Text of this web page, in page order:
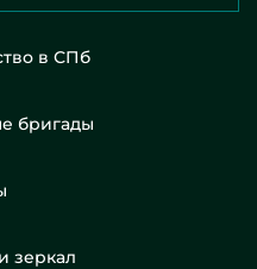
в СПб
бригады
зеркал